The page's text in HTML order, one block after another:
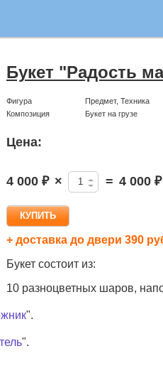
Букет "Радость
Фигура
Предмет, Техника
Композиция
Букет на грузе
Цена:
4 000 ₽ × = 4 000 ₽
+ доставка до двери 390
Букет состоит из:
10 разноцветных шаров,
".
".